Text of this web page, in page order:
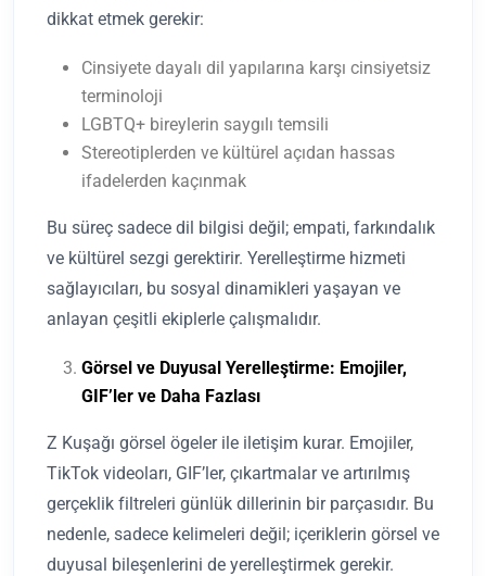
dikkat etmek gerekir:
Cinsiyete dayalı dil yapılarına karşı cinsiyetsiz
terminoloji
LGBTQ+ bireylerin saygılı temsili
Stereotiplerden ve kültürel açıdan hassas
ifadelerden kaçınmak
Bu süreç sadece dil bilgisi değil; empati, farkındalık
ve kültürel sezgi gerektirir. Yerelleştirme hizmeti
sağlayıcıları, bu sosyal dinamikleri yaşayan ve
anlayan çeşitli ekiplerle çalışmalıdır.
Görsel ve Duyusal Yerelleştirme: Emojiler,
GIF’ler ve Daha Fazlası
Z Kuşağı görsel ögeler ile iletişim kurar. Emojiler,
TikTok videoları, GIF’ler, çıkartmalar ve artırılmış
gerçeklik filtreleri günlük dillerinin bir parçasıdır. Bu
nedenle, sadece kelimeleri değil; içeriklerin görsel ve
duyusal bileşenlerini de yerelleştirmek gerekir.